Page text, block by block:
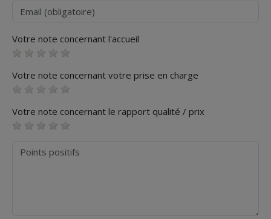
Courriel
Votre note concernant l'accueil
Votre note concernant votre prise en charge
Votre note concernant le rapport qualité / prix
Points positifs